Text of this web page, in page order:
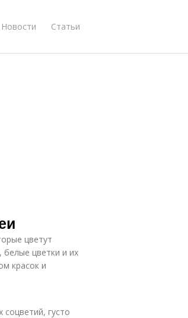
Новости Статьи
цветут
белые цветки и их
красок и
густо